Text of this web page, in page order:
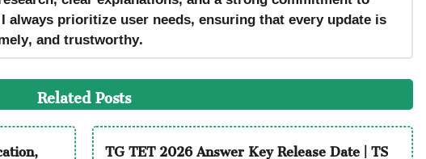
always prioritize user needs, ensuring that every update is
and trustworthy.
Related Posts
TG TET 2026 Answer Key Release Date | TS